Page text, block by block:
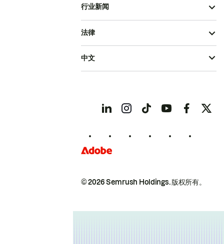
行业新闻
© 2026 Semrush Holdings.版权所有。
法律
中文